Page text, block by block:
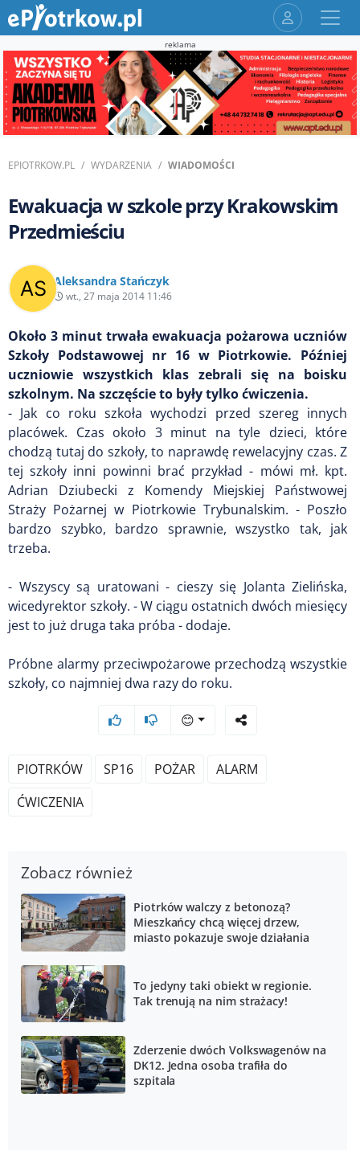
reklama
EPIOTRKOW.PL WYDARZENIA WIADOMOŚCI
Ewakuacja w szkole przy Krakowskim
Przedmieściu
Aleksandra Stańczyk
wt., 27 maja 2014 11:46
Około 3 minut trwała ewakuacja pożarowa uczniów
Szkoły Podstawowej nr 16 w Piotrkowie. Później
uczniowie wszystkich klas zebrali się na boisku
szkolnym. Na szczęście to były tylko ćwiczenia.
- Jak co roku szkoła wychodzi przed szereg innych
placówek. Czas około 3 minut na tyle dzieci, które
chodzą tutaj do szkoły, to naprawdę rewelacyjny czas. Z
tej szkoły inni powinni brać przykład - mówi mł. kpt.
Adrian Dziubecki z Komendy Miejskiej Państwowej
Straży Pożarnej w Piotrkowie Trybunalskim. - Poszło
bardzo szybko, bardzo sprawnie, wszystko tak, jak
trzeba.
- Wszyscy są uratowani - cieszy się Jolanta Zielińska,
wicedyrektor szkoły. - W ciągu ostatnich dwóch miesięcy
jest to już druga taka próba - dodaje.
Próbne alarmy przeciwpożarowe przechodzą wszystkie
szkoły, co najmniej dwa razy do roku.
😊
PIOTRKÓW SP16 POŻAR
ALARM
ĆWICZENIA
Zobacz również
Piotrków walczy z betonozą?
Mieszkańcy chcą więcej drzew,
miasto pokazuje swoje działania
To jedyny taki obiekt w regionie.
Tak trenują na nim strażacy!
Zderzenie dwóch Volkswagenów na
DK12. Jedna osoba trafiła do
szpitala